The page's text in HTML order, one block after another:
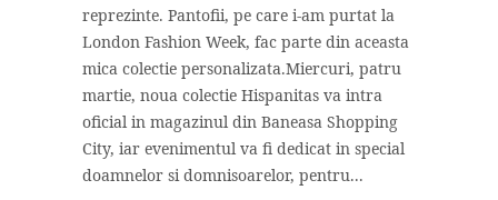
reprezinte. Pantofii, pe care i-am purtat la
London Fashion Week, fac parte din aceasta
mica colectie personalizata.Miercuri, patru
martie, noua colectie Hispanitas va intra
oficial in magazinul din Baneasa Shopping
City, iar evenimentul va fi dedicat in special
doamnelor si domnisoarelor, pentru...